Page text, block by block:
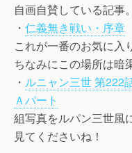
自画自賛している記事。
・ 仁義無き戦い・序章
これが一番のお気に入
ちなみにこの場所は暗
・ ルニャン三世 第222
Ａパート
組写真をルパン三世風
見てくださいね！